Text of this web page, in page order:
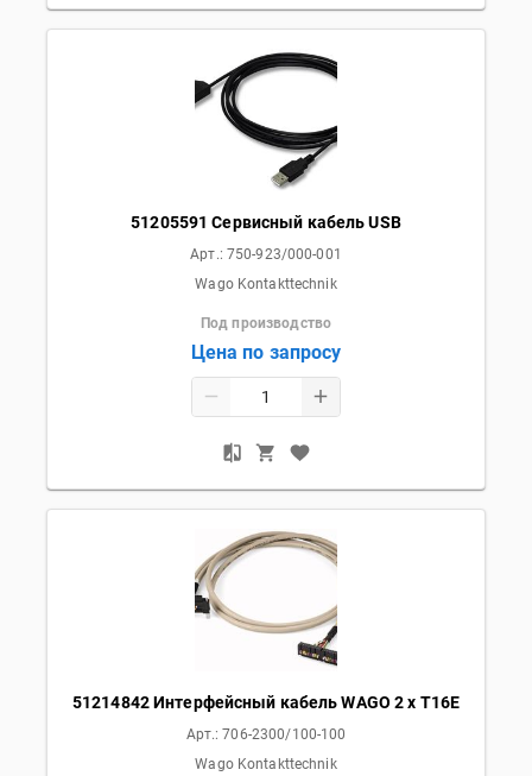
51205591 Сервисный кабель USB
Арт.: 750-923/000-001
Wago Kontakttechnik
Под производство
Цена по запросу
51214842 Интерфейсный кабель WAGO 2 x T16E
Арт.:706-2300/100-100
Wago Kontakttechnik